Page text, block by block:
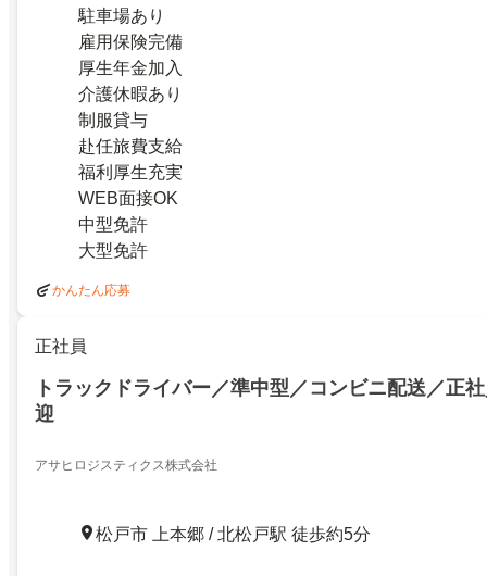
駐車場あり
雇用保険完備
厚生年金加入
介護休暇あり
制服貸与
赴任旅費支給
福利厚生充実
WEB面接OK
中型免許
大型免許
かんたん応募
正社員
トラックドライバー／準中型／コンビニ配送／正
迎
アサヒロジスティクス株式会社
松戸市 上本郷 / 北松戸駅 徒歩約5分